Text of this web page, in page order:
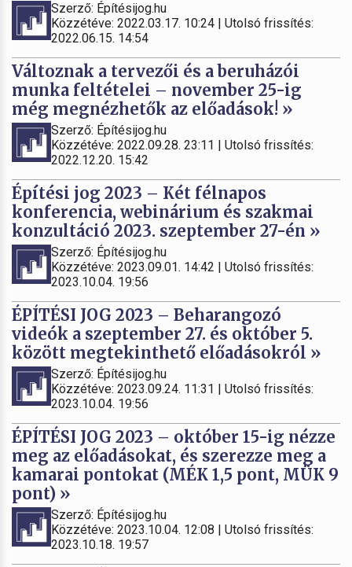
Szerző: Építésijog.hu
Közzétéve: 2022.03.17. 10:24 | Utolsó frissítés:
2022.06.15. 14:54
Változnak a tervezői és a beruházói
munka feltételei – november 25-ig
még megnézhetők az előadások! »
Szerző: Építésijog.hu
Közzétéve: 2022.09.28. 23:11 | Utolsó frissítés:
2022.12.20. 15:42
Építési jog 2023 – Két félnapos
konferencia, webinárium és szakmai
konzultáció 2023. szeptember 27-én »
Szerző: Építésijog.hu
Közzétéve: 2023.09.01. 14:42 | Utolsó frissítés:
2023.10.04. 19:56
ÉPÍTÉSI JOG 2023 – Beharangozó
videók a szeptember 27. és október 5.
között megtekinthető előadásokról »
Szerző: Építésijog.hu
Közzétéve: 2023.09.24. 11:31 | Utolsó frissítés:
2023.10.04. 19:56
ÉPÍTÉSI JOG 2023 – október 15-ig nézze
meg az előadásokat, és szerezze meg a
kamarai pontokat (MÉK 1,5 pont, MÜK 9
pont) »
Szerző: Építésijog.hu
Közzétéve: 2023.10.04. 12:08 | Utolsó frissítés:
2023.10.18. 19:57